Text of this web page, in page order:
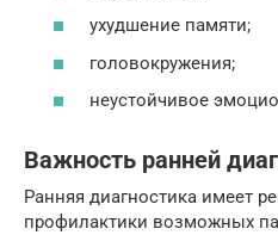
ухудшение памяти;
головокружения;
неустойчивое
Важность ранней
Ранняя диагностика имеет
профилактики возможных